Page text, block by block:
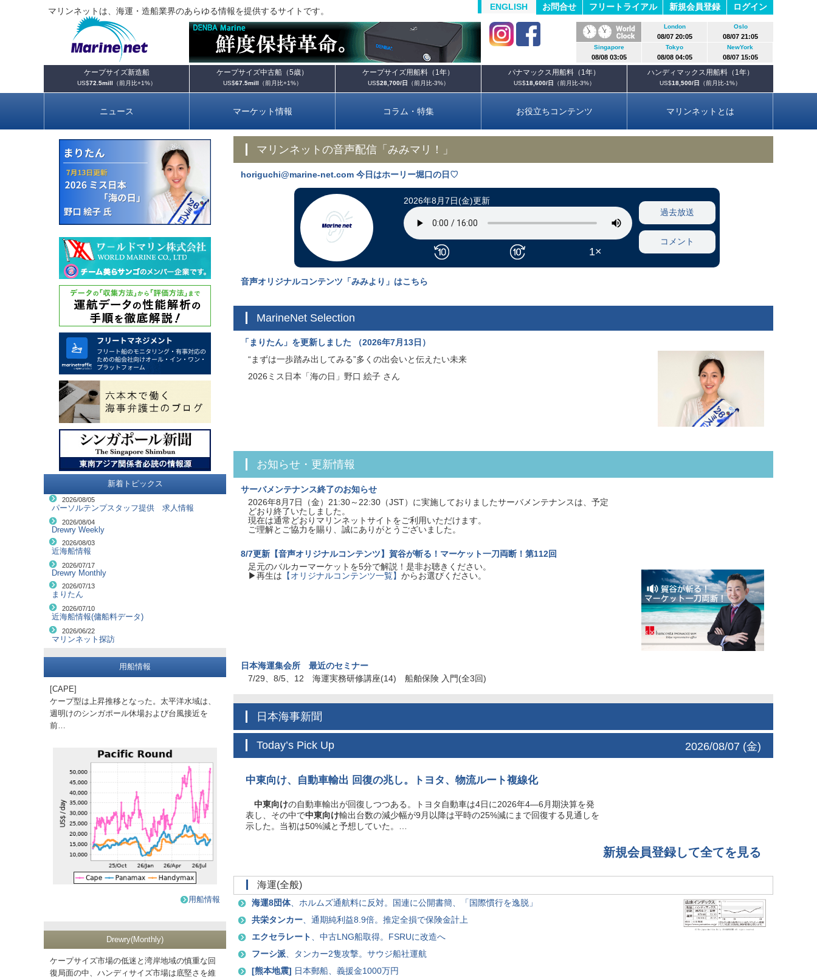
マリンネットは、海運・造船業界のあらゆる情報を提供するサイトです。 ログイン
新規会員登録
フリートライアル
お問合せ
ENGLISH
Oslo
08/07 21:05
London
08/07 20:05
NewYork
08/07 15:05
Tokyo
08/08 04:05
Singapore
08/08 03:05
ケープサイズ新造船
US$72.5mill （前月比+1%）
ケープサイズ中古船（5歳）
US$67.5mill （前月比+1%）
ケープサイズ用船料（1年）
US$28,700/日 （前月比-3%）
パナマックス用船料（1年）
US$18,600/日 （前月比-3%）
ハンディマックス用船料（1年）
US$18,500/日 （前月比-1%）
ニュース マーケット情報 コラム・特集 お役立ちコンテンツ マリンネットとは
マリンネットの音声配信「みみマリ！」
horiguchi@marine-net.com 今日はホーリー堀口の日♡
2026年8月7日(金)更新
1×
過去放送
コメント
音声オリジナルコンテンツ「みみより」はこちら
MarineNet Selection
「まりたん」を更新しました （2026年7月13日）
“まずは一歩踏み出してみる”多くの出会いと伝えたい未来
2026ミス日本「海の日」野口 絵子 さん
お知らせ・更新情報
サーバメンテナンス終了のお知らせ
2026年8月7日（金）21:30～22:30（JST）に実施しておりましたサーバメンテナンスは、予定
どおり終了いたしました。
現在は通常どおりマリンネットサイトをご利用いただけます。
ご理解とご協力を賜り、誠にありがとうございました。
8/7更新【音声オリジナルコンテンツ】賀谷が斬る！マーケット一刀両断！第112回
足元のバルカーマーケットを5分で解説！是非お聴きください。
▶再生は 【オリジナルコンテンツ一覧】 からお選びください。
日本海運集会所 最近のセミナー
7/29、8/5、12 海運実務研修講座(14) 船舶保険 入門(全3回)
日本海事新聞
Today’s Pick Up 2026/08/07 (金)
中東向け、自動車輸出 回復の兆し。トヨタ、物流ルート複線化
中東向けの自動車輸出が回復しつつある。トヨタ自動車は4日に2026年4―6月期決算を発
表し、その中で中東向け輸出台数の減少幅が9月以降は平時の25%減にまで回復する見通しを
示した。当初は50%減と予想していた。…
新規会員登録して全てを見る
海運(全般)
海運8団体、ホルムズ通航料に反対。国連に公開書簡、「国際慣行を逸脱」
共栄タンカー、通期純利益8.9倍。推定全損で保険金計上
エクセラレート
、中古LNG船取得。FSRUに改造へ
フーシ派、タンカー2隻攻撃。サウジ船社運航
[熊本地震] 日本郵船、義援金1000万円
新着トピックス
2026/08/05
パーソルテンプスタッフ提供 求人情報
2026/08/04
Drewry Weekly
2026/08/03
近海船情報
2026/07/17
Drewry Monthly
2026/07/13
まりたん
2026/07/10
近海船情報(傭船料データ)
2026/06/22
マリンネット探訪
用船情報
[CAPE]
ケープ型は上昇推移となった。太平洋水域は、
週明けのシンガポール休場および台風接近を
前…
用船情報
Drewry(Monthly)
ケープサイズ市場の低迷と湾岸地域の慎重な回
復局面の中、ハンディサイズ市場は底堅さを維